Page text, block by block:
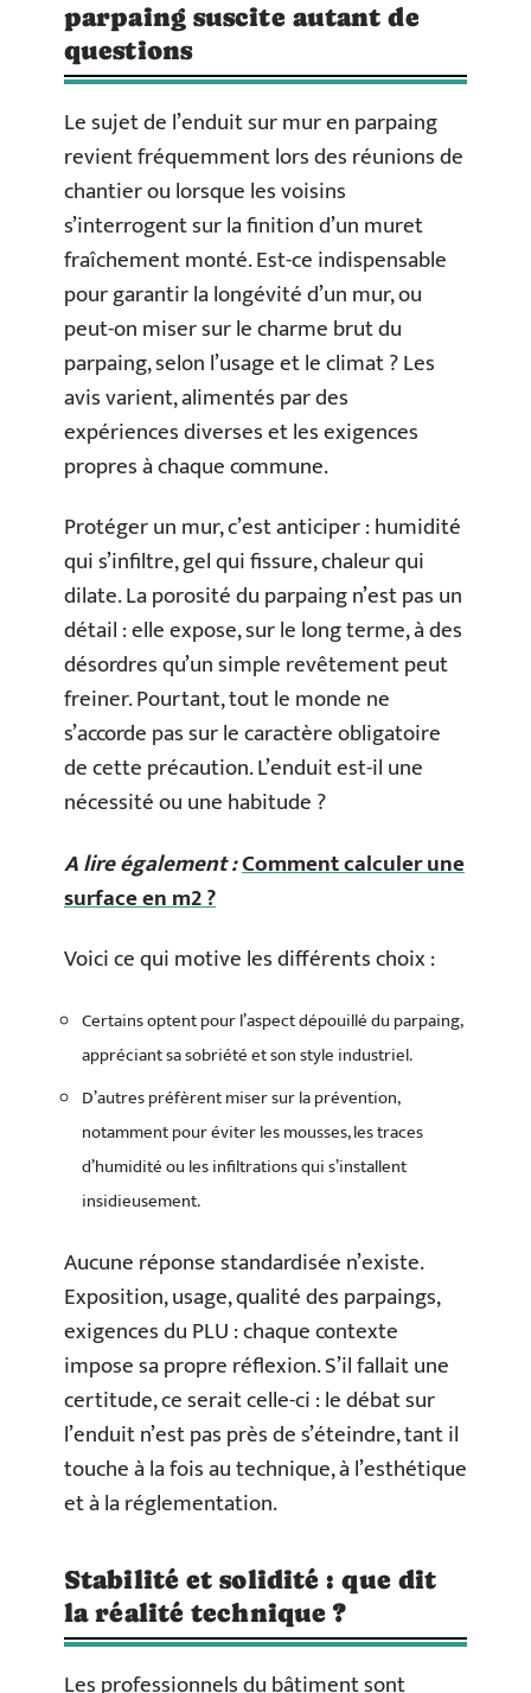
parpaing suscite autant de
questions
Le sujet de l’enduit sur mur en parpaing
revient fréquemment lors des réunions de
chantier ou lorsque les voisins
s’interrogent sur la finition d’un muret
fraîchement monté. Est-ce indispensable
pour garantir la longévité d’un mur, ou
peut-on miser sur le charme brut du
parpaing, selon l’usage et le climat ? Les
avis varient, alimentés par des
expériences diverses et les exigences
propres à chaque commune.
Protéger un mur, c’est anticiper : humidité
qui s’infiltre, gel qui fissure, chaleur qui
dilate. La porosité du parpaing n’est pas un
détail : elle expose, sur le long terme, à des
désordres qu’un simple revêtement peut
freiner. Pourtant, tout le monde ne
s’accorde pas sur le caractère obligatoire
de cette précaution. L’enduit est-il une
nécessité ou une habitude ?
A lire également :Comment calculer une
surface en m2 ?
Voici ce qui motive les différents choix :
Certains optent pour l’aspect dépouillé du parpaing,
appréciant sa sobriété et son style industriel.
D’autres préfèrent miser sur la prévention,
notamment pour éviter les mousses, les traces
d’humidité ou les infiltrations qui s’installent
insidieusement.
Aucune réponse standardisée n’existe.
Exposition, usage, qualité des parpaings,
exigences du PLU : chaque contexte
impose sa propre réflexion. S’il fallait une
certitude, ce serait celle-ci : le débat sur
l’enduit n’est pas près de s’éteindre, tant il
touche à la fois au technique, à l’esthétique
et à la réglementation.
Stabilité et solidité : que dit
la réalité technique ?
Les professionnels du bâtiment sont